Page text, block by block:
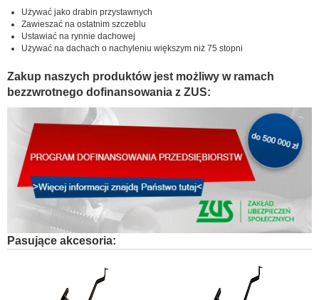
Używać jako drabin przystawnych
Zawieszać na ostatnim szczeblu
Ustawiać na rynnie dachowej
Używać na dachach o nachyleniu większym niż 75 stopni
Zakup naszych produktów jest możliwy w ramach
bezzwrotnego dofinansowania z ZUS:
Pasujące akcesoria: